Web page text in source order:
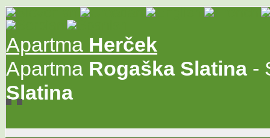
Apartma Herček
Apartma Rogaška Slatina-
Slatina